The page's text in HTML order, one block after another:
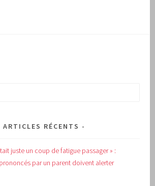
ARTICLES RÉCENTS
juste un coup de fatigue passager » :
par un parent doivent alerter